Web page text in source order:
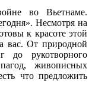
во Вьетнаме.
Несмотря на
к красоте этой
вас. От природной
рукотворного
живописных
что предложить